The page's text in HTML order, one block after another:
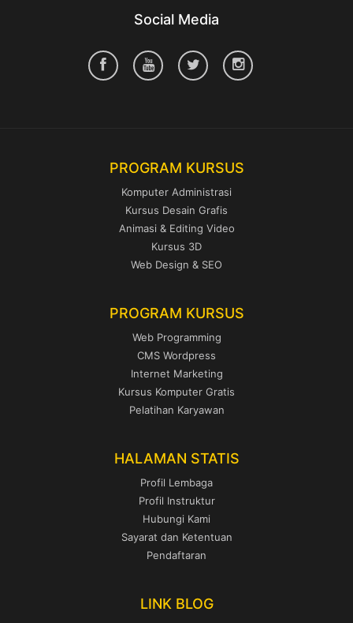
Social Media
PROGRAM KURSUS
Komputer Administrasi
Kursus Desain Grafis
Animasi & Editing Video
Kursus 3D
Web Design & SEO
PROGRAM KURSUS
Web Programming
CMS Wordpress
Internet Marketing
Kursus Komputer Gratis
Pelatihan Karyawan
HALAMAN STATIS
Profil Lembaga
Profil Instruktur
Hubungi Kami
Sayarat dan Ketentuan
Pendaftaran
LINK BLOG